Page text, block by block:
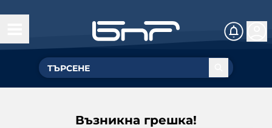
Възникна грешка!